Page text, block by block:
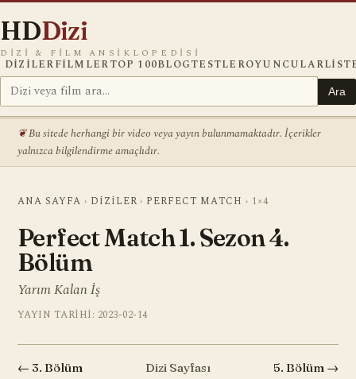
HDDizi
DIZI & FILM ANSIKLOPEDISI
DIZILERFILMLERTOP 100BLOGTESTLEROYUNCULAR
Ara
Bu sitede herhangi bir video veya yayın bulunmamaktadır. İçerikler
yalnızca bilgilendirme amaçlıdır.
ANA SAYFA › DIZILER › PERFECT MATCH › 1×4
Perfect Match 1. Sezon 4.
Bölüm
Yarım Kalan İş
YAYIN TARIHI: 2023-02-14
← 3. Bölüm Dizi Sayfası 5. Bölüm →